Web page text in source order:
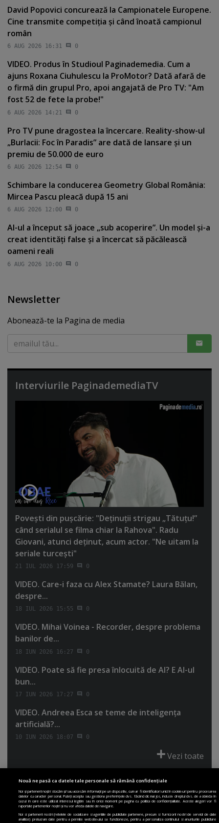
David Popovici concurează la Campionatele Europene.
Cine transmite competiţia şi când înoată campionul
român
6 AUG 2026 16:31 0
VIDEO. Produs în Studioul Paginademedia. Cum a
ajuns Roxana Ciuhulescu la ProMotor? Dată afară de
o firmă din grupul Pro, apoi angajată de Pro TV: "Am
fost 52 de fete la probe!"
6 AUG 2026 14:21 0
Pro TV pune dragostea la încercare. Reality-show-ul
„Burlacii: Foc în Paradis” are dată de lansare şi un
premiu de 50.000 de euro
6 AUG 2026 12:54 0
Schimbare la conducerea Geometry Global România:
Mircea Pascu pleacă după 15 ani
6 AUG 2026 12:00 0
AI-ul a început să joace „sub acoperire”. Un model şi-a
creat identităţi false şi a încercat să păcălească
oameni reali
6 AUG 2026 10:00 0
Newsletter
Abonează-te la Pagina de media
Interviurile PaginademediaTV
Poveşti din puşcărie: "Deţinuţii strigau „Tătuţu!”
când serialul se filma chiar la Rahova". Radu
Giovani, atunci deţinut, acum actor. "Ne uitam la
seriale turceşti"
21 IUL 2026 17:59 0
VIDEO. Care-i faza cu Alex Stamate? Laura Bălan,
despre...
18 IUL 2026 15:55 0
VIDEO. Mihai Voinea - Recorder, despre problema
banilor de...
18 IUN 2026 16:27 0
VIDEO. Poate să fie presa înlocuită de AI? E AI-ul
bun...
17 IUN 2026 17:27 0
VIDEO. Andreea Esca se teme de inteligenţa
artificială?...
10 IUN 2026 18:07 0
Vezi toate
PRIMA PAGINĂ
POLITICA DE COLECTARE ACORD COOKIE
POLITICA DE CONFIDENȚIALITATE
DESPRE SITE
ECHIPA
Nouă ne pasă ca datele tale personale să rămână confidențiale
Noi și partenerii noștri stocăm și/sau accesăm informații pe un dispozitiv, cum ar fi identificatori unici în cookie-uri pentru procesarea
datelor cu caracter personal. Puteți accepta sau gestiona preferințele dvs. făcând clic mai jos, inclusiv dreptul dvs. de a obiecta în
cazul în care este utilizat interesul legitim sau în orice moment pe pagina cu politica de confidențialitate. Aceste alegeri vor fi
raportate partenerilor noștri și nu vor afecta datele de navigare.
Noi si partenerii nostri (retelele de socializare si agentiile de publicitate partenere, precum si furnizorii nostri de servicii de date
analitice) prelucram date pentru a permite website-ului sa functioneze, pentru a personaliza continutul si anunturile publicitare